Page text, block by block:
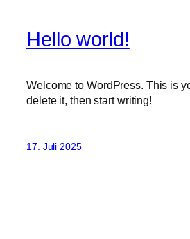
Hello world!
Welcome to WordPress. This is
delete it, then start writing!
17. Juli 2025